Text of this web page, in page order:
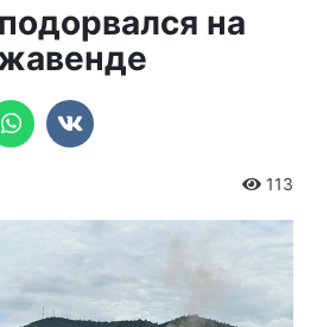
на
113